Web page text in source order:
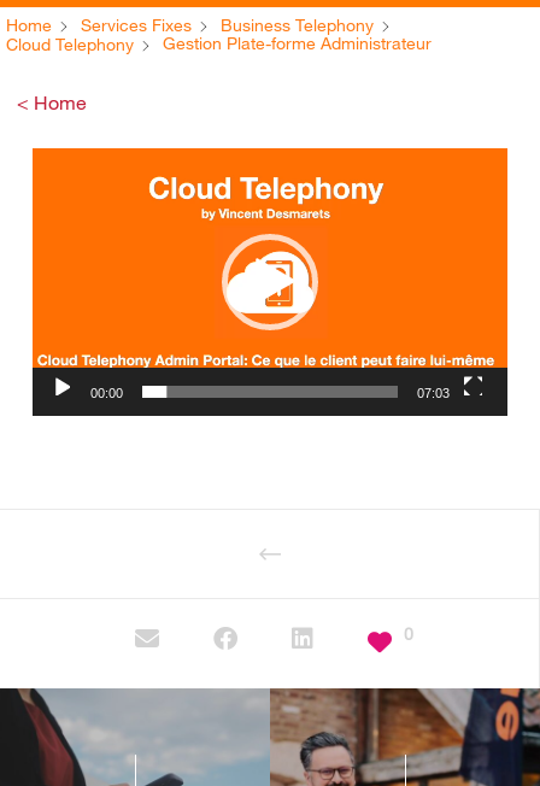
Home Services Fixes
Business Telephony
Cloud Telephony
Gestion Plate-forme Administrateur
< Home
00:00 07:03
0